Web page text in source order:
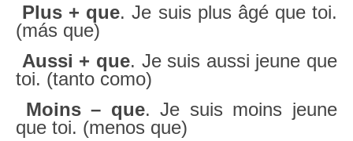
Plus + que. Je suis plus âgé que toi.
(más que)
Aussi + que. Je suis aussi jeune que
toi. (tanto como)
Moins – que. Je suis moins jeune
que toi. (menos que)